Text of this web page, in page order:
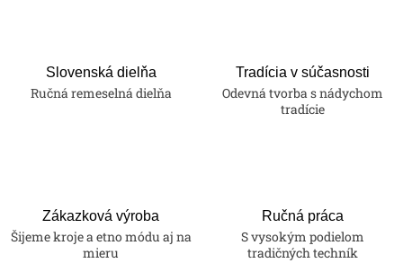
Slovenská dielňa
Ručná remeselná dielňa
Tradícia v súčasnosti
Odevná tvorba s nádychom
tradície
Zákazková výroba
Šijeme kroje a etno módu aj na
mieru
Ručná práca
S vysokým podielom
tradičných techník